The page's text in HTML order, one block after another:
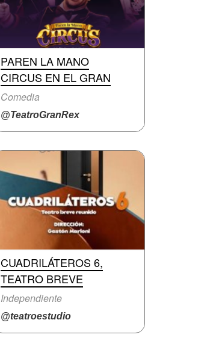
PAREN LA MANO
CIRCUS EN EL GRAN
Comedia
@TeatroGranRex
CUADRILÁTEROS 6,
TEATRO BREVE
Independiente
@teatroestudio